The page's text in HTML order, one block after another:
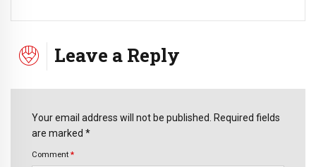
Leave a Reply
Your email address will not be published. Required fields
are marked *
Comment *